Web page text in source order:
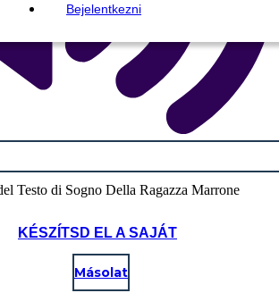
Bejelentkezni
KÉSZÍTSD EL A SAJÁT
Másolat